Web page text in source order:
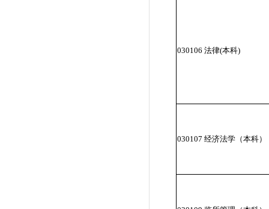
030106 法律(本科)
030107 经济法学（本科）